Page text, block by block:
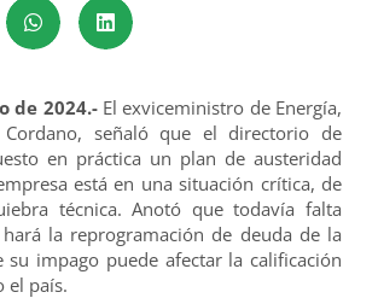
de 2024.-El exviceministro de Energía,
Cordano, señaló que el directorio de
en práctica un plan de austeridad
está en una situación crítica, de
técnica. Anotó que todavía falta
la reprogramación de deuda de la
su impago puede afectar la calificación
el país.